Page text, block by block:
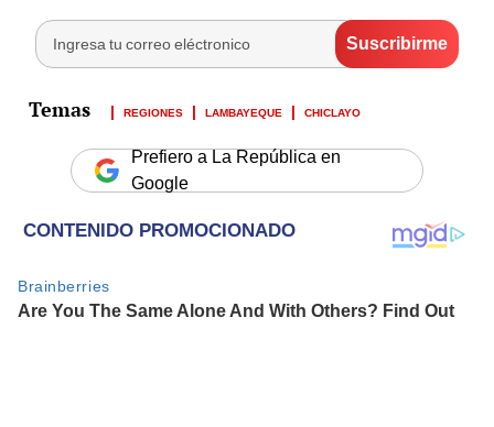
REGIONES LAMBAYEQUE CHICLAYO
Prefiero a La República en
Google